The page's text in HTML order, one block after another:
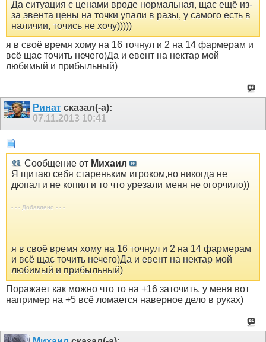
Да ситуация с ценами вроде нормальная, щас ещё из-
за эвента цены на точки упали в разы, у самого есть в
наличии, точись не хочу)))))
я в своё время хому на 16 точнул и 2 на 14 фармерам и
всё щас точить нечего)Да и евент на нектар мой
любимый и прибыльный)
Ринат сказал(-а):
07.11.2013 10:41
Сообщение от Михаил
Я щитаю себя стареньким игроком,но никогда не
дюпал и не копил и то что урезали меня не огорчило))
- - - Добавлено - - -
я в своё время хому на 16 точнул и 2 на 14 фармерам
и всё щас точить нечего)Да и евент на нектар мой
любимый и прибыльный)
Поражает как можно что то на +16 заточить, у меня вот
например на +5 всё ломается наверное дело в руках)